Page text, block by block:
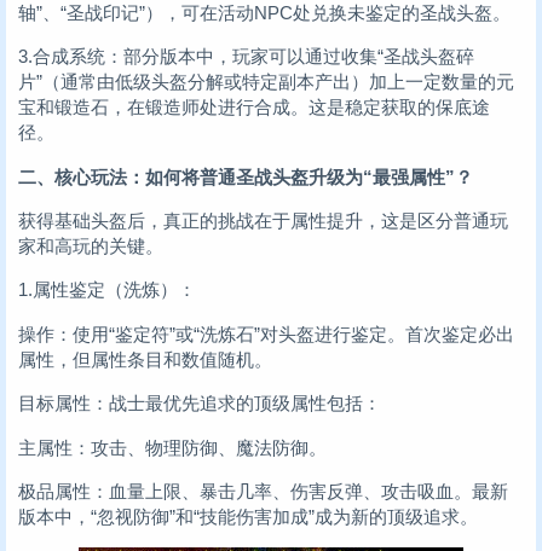
轴”、“圣战印记”），可在活动NPC处兑换未鉴定的圣战头盔。
3.合成系统：部分版本中，玩家可以通过收集“圣战头盔碎
片”（通常由低级头盔分解或特定副本产出）加上一定数量的元
宝和锻造石，在锻造师处进行合成。这是稳定获取的保底途
径。
二、核心玩法：如何将普通圣战头盔升级为“最强属性”？
获得基础头盔后，真正的挑战在于属性提升，这是区分普通玩
家和高玩的关键。
1.属性鉴定（洗炼）：
操作：使用“鉴定符”或“洗炼石”对头盔进行鉴定。首次鉴定必出
属性，但属性条目和数值随机。
目标属性：战士最优先追求的顶级属性包括：
主属性：攻击、物理防御、魔法防御。
极品属性：血量上限、暴击几率、伤害反弹、攻击吸血。最新
版本中，“忽视防御”和“技能伤害加成”成为新的顶级追求。